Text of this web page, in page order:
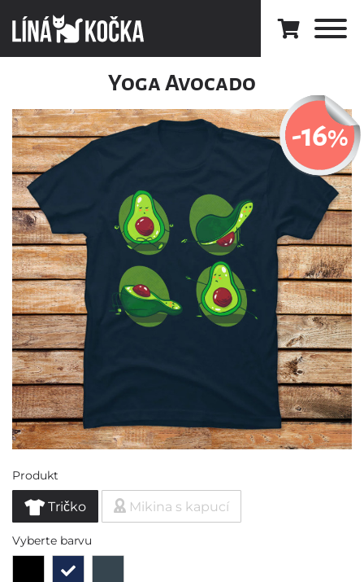
Yoga Avocado
-16%
Produkt
Tričko Mikina s kapucí
Vyberte barvu